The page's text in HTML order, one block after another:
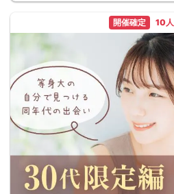
開催確定 10人